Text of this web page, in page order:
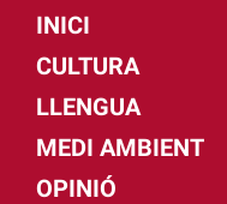
INICI
CULTURA
LLENGUA
MEDI AMBIENT
OPINIÓ